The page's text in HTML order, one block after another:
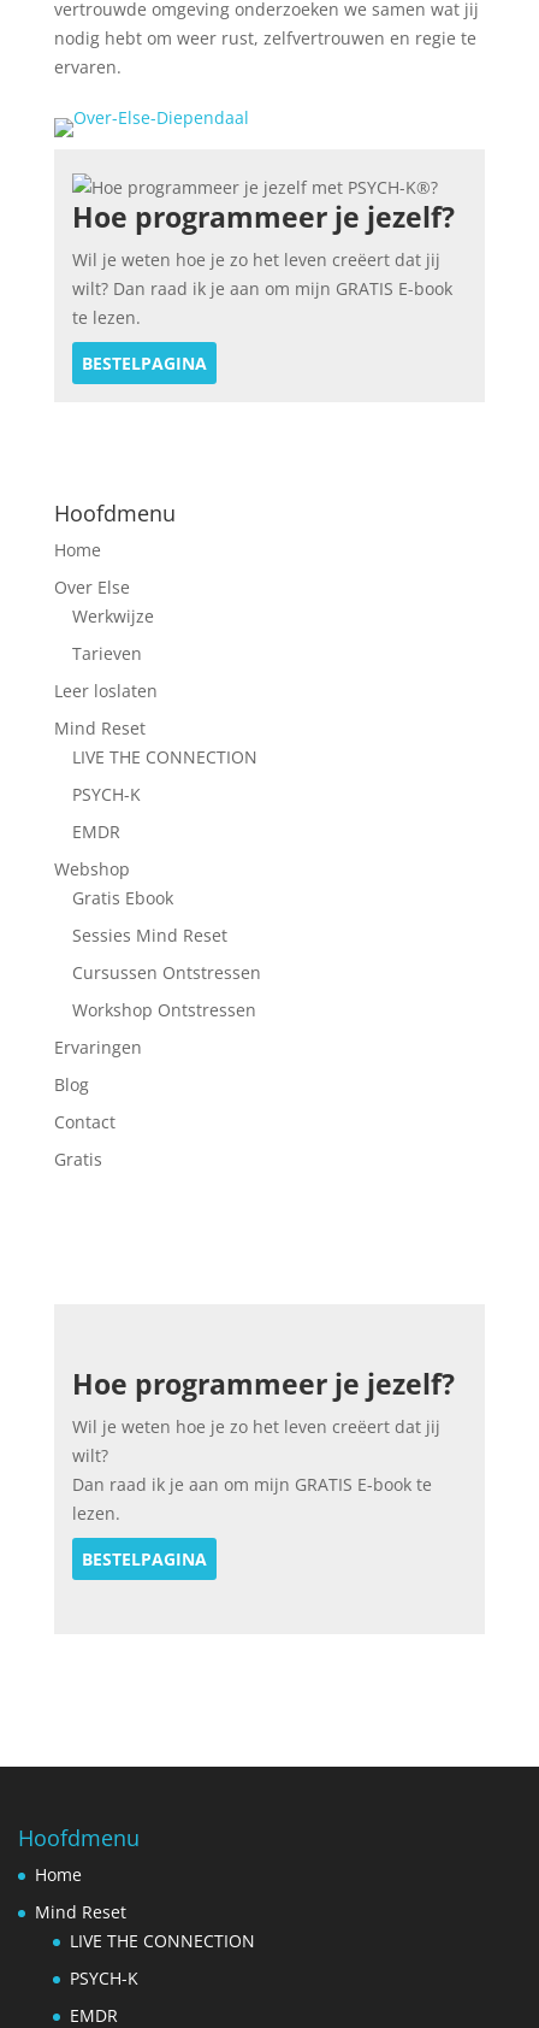
vertrouwde omgeving onderzoeken we samen wat jij
nodig hebt om weer rust, zelfvertrouwen en regie te
ervaren.
Hoe programmeer je jezelf?
Wil je weten hoe je zo het leven creëert dat jij
wilt? Dan raad ik je aan om mijn GRATIS E-book
te lezen.
BESTELPAGINA
Hoofdmenu
Home
Over Else
Werkwijze
Tarieven
Leer loslaten
Mind Reset
LIVE THE CONNECTION
PSYCH-K
EMDR
Webshop
Gratis Ebook
Sessies Mind Reset
Cursussen Ontstressen
Workshop Ontstressen
Ervaringen
Blog
Contact
Gratis
Hoe programmeer je jezelf?
Wil je weten hoe je zo het leven creëert dat jij
wilt?
Dan raad ik je aan om mijn GRATIS E-book te
lezen.
BESTELPAGINA
Hoofdmenu
Home
Mind Reset
LIVE THE CONNECTION
PSYCH-K
EMDR